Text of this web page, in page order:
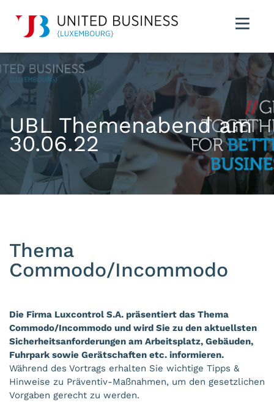
UBL Themenabend am
30.06.22
Thema
Commodo/Incommodo
Die Firma Luxcontrol S.A. präsentiert das Thema
Commodo/Incommodo und wird Sie zu den aktuellsten
Sicherheitsanforderungen am Arbeitsplatz, Gebäuden,
Fuhrpark sowie Gerätschaften etc. informieren.
Während des Vortrags erhalten Sie wichtige Tipps &
Hinweise zu Präventiv-Maßnahmen, um den gesetzlichen
Vorgaben gerecht zu werden.